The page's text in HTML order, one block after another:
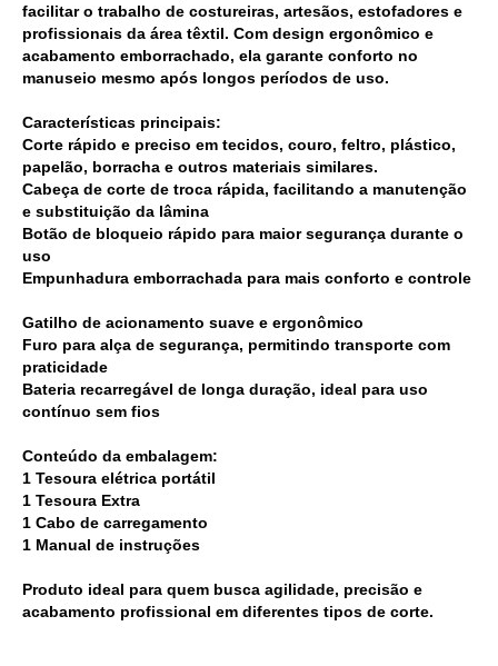
facilitar o trabalho de costureiras, artesãos, estofadores e
profissionais da área têxtil. Com design ergonômico e
acabamento emborrachado, ela garante conforto no
manuseio mesmo após longos períodos de uso.
Características principais:
Corte rápido e preciso em tecidos, couro, feltro, plástico,
papelão, borracha e outros materiais similares.
Cabeça de corte de troca rápida, facilitando a manutenção
e substituição da lâmina
Botão de bloqueio rápido para maior segurança durante o
uso
Empunhadura emborrachada para mais conforto e controle
Gatilho de acionamento suave e ergonômico
Furo para alça de segurança, permitindo transporte com
praticidade
Bateria recarregável de longa duração, ideal para uso
contínuo sem fios
Conteúdo da embalagem:
1 Tesoura elétrica portátil
1 Tesoura Extra
1 Cabo de carregamento
1 Manual de instruções
Produto ideal para quem busca agilidade, precisão e
acabamento profissional em diferentes tipos de corte.